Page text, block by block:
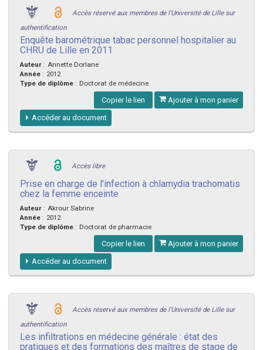
Accès réservé aux membres de l'Université de Lille sur
authentification
Enquête barométrique tabac personnel hospitalier au
CHRU de Lille en 2011
Auteur : Annette Dorlane
Année : 2012
Type de diplôme : Doctorat de médecine
Copier le lien Ajouter à mon panier
Accéder au document
Accès libre
Prise en charge de l'infection à chlamydia trachomatis
chez la femme enceinte
Auteur : Akrour Sabrine
Année : 2012
Type de diplôme : Doctorat de pharmacie
Copier le lien Ajouter à mon panier
Accéder au document
Accès réservé aux membres de l'Université de Lille sur
authentification
Les infiltrations en médecine générale : état des
pratiques et des formations des maîtres de stage de